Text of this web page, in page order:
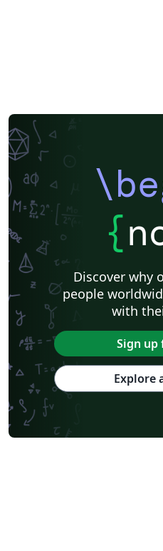
{
Discover why
people
with
Sign up
Explore